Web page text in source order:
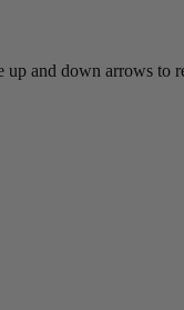
up and down arrows